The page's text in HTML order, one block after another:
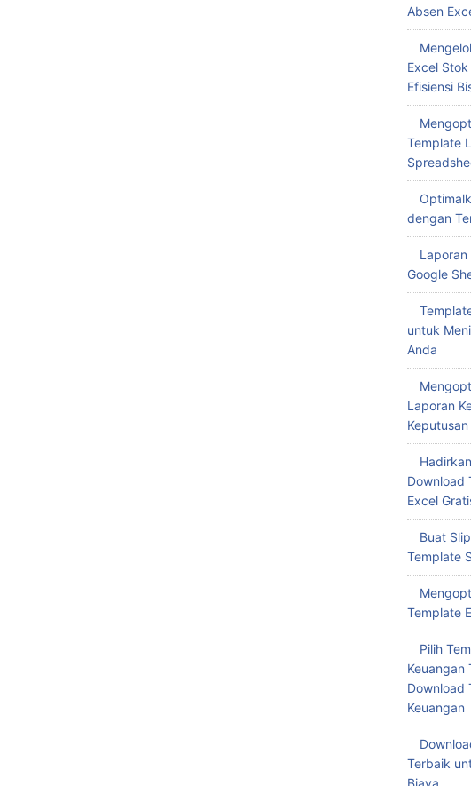
Absen
Excel
Efisiensi
Template
dengan
Laporan
Google
untuk
Anda
Laporan
Download
Excel
Buat
Template
Template
Pilih
Keuangan
Download
Keuangan
Terbaik
Biaya